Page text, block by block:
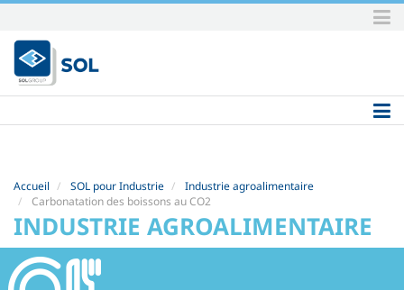
Aller
au
contenu.
|
à
Accueil SOL pour Industrie
Industrie agroalimentaire
Carbonatation des boissons au CO2
INDUSTRIE AGROALIMENTAIRE